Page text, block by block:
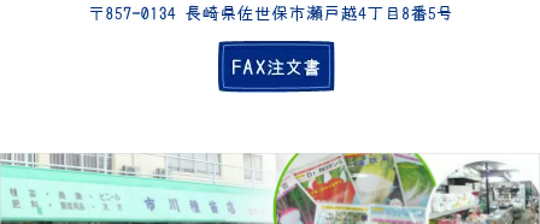
ホーム
ら
お勧め商品 お知らせ 店舗概要